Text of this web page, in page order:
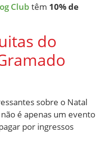
Club têm 10% de
do
sobre o Natal
é apenas um evento
por ingressos